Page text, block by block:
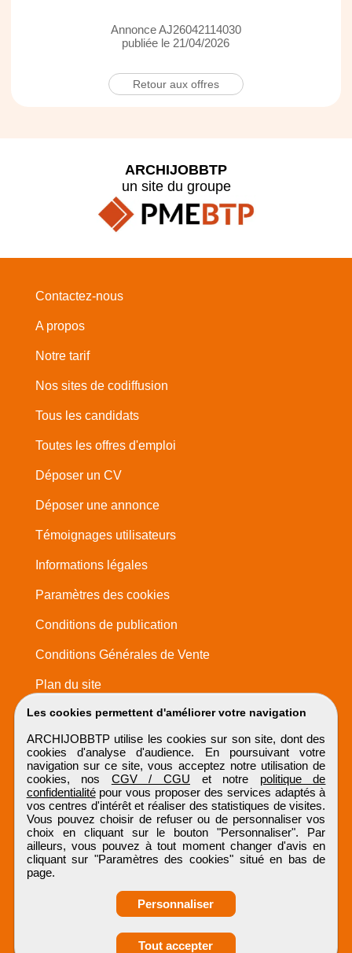
Annonce AJ26042114030
publiée le 21/04/2026
Retour aux offres
Les cookies permettent d'améliorer votre navigation
ARCHIJOBBTP utilise les cookies sur son site, dont des
cookies d'analyse d'audience. En poursuivant votre
navigation sur ce site, vous acceptez notre utilisation de
cookies, nos CGV / CGU et notre politique de
confidentialitépour vous proposer des services adaptés à
vos centres d'intérêt et réaliser des statistiques de visites.
Vous pouvez choisir de refuser ou de personnaliser vos
choix en cliquant sur le bouton "Personnaliser". Par
ailleurs, vous pouvez à tout moment changer d'avis en
cliquant sur "Paramètres des cookies" situé en bas de
page.
Personnaliser
Tout accepter
ARCHIJOBBTP
un site du groupe
Contactez-nous
A propos
Notre tarif
Nos sites de codiffusion
Tous les candidats
Toutes les offres d'emploi
Déposer un CV
Déposer une annonce
Témoignages utilisateurs
Informations légales
Paramètres des cookies
Conditions de publication
Conditions Générales de Vente
Plan du site